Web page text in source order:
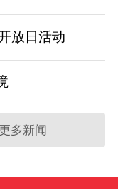
放日活动
多新闻